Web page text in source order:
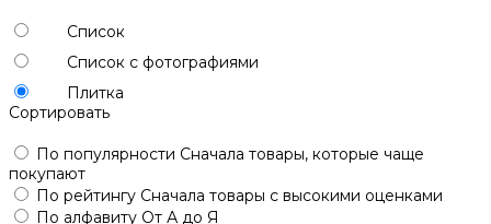
Список
Список с фотографиями
Плитка
Сортировать
По популярности Сначала товары, которые чаще
покупают
По рейтингу Сначала товары с высокими оценками
По алфавиту От А до Я